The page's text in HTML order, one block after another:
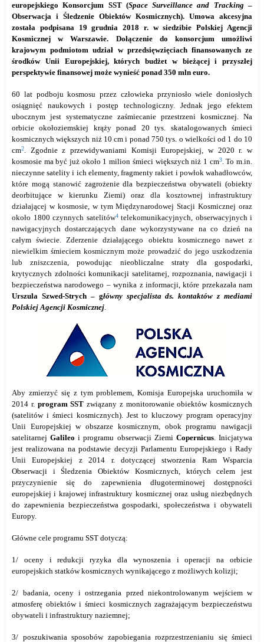
europejskiego Konsorcjum SST (Space Surveillance and Tracking –
Obserwacja i Śledzenie Obiektów Kosmicznych). Umowa akcesyjna
została podpisana 19 grudnia 2018 r. w siedzibie Polskiej Agencji
Kosmicznej w Warszawie. Dołączenie do konsorcjum umożliwi
krajowym podmiotom udział w przedsięwzięciach finansowanych ze
środków Unii Europejskiej, których budżet w bieżącej i przyszłej
perspektywie finansowej może wynieść ponad 350 mln euro.
60 lat podboju kosmosu przez człowieka przyniosło wiele doniosłych
osiągnięć naukowych i postęp technologiczny. Jednak jego efektem
ubocznym jest systematyczne zaśmiecanie przestrzeni kosmicznej. Na
orbicie okołoziemskiej krąży ponad 20 tys. skatalogowanych śmieci
kosmicznych większych niż 10 cm i ponad 750 tys. o wielkości od 1 do 10
cm2. Zgodnie z przewidywaniami Komisji Europejskiej, w 2020 r. w
kosmosie ma być już około 1 milion śmieci większych niż 1 cm3. To m.in.
nieczynne satelity i ich elementy, fragmenty rakiet i powłok wahadłowców,
które mogą stanowić zagrożenie dla bezpieczeństwa obywateli (obiekty
deorbitujące w kierunku Ziemi) oraz dla kosztownej infrastruktury
działającej w kosmosie, w tym Międzynarodowej Stacji Kosmicznej oraz
około 1800 czynnych satelitów4telekomunikacyjnych, obserwacyjnych i
nawigacyjnych dostarczających dane wykorzystywane na co dzień na
całym świecie. Zderzenie działającego obiektu kosmicznego nawet z
niewielkim śmieciem kosmicznym może prowadzić do jego uszkodzenia
lub zniszczenia, powodując nieobliczalne straty dla gospodarki,
krytycznych zdolności komunikacji satelitarnej, rozpoznania, nawigacji i
bezpieczeństwa narodowego – wynika z informacji, które przekazała nam
Urszula Szwed-Strych – główny specjalista ds.kontaktów z mediami
Polskiej Agencji Kosmicznej.
Aby zmierzyć się z tym problemem, Komisja Europejska uruchomiła w
2014 r. program SST związany z monitorowanie obiektów kosmicznych
(satelitów i śmieci kosmicznych). Jest to kluczowy program operacyjny
Unii Europejskiej w obszarze kosmicznym, obok programu nawigacji
satelitarnejGalileo i programu obserwacji Ziemi Copernicus. Inicjatywa
jest realizowana na podstawie decyzji Parlamentu Europejskiego i Rady
Unii Europejskiej z 2014 r. dotyczącej stworzenia Ram Wsparcia
Obserwacji i Śledzenia Obiektów Kosmicznych, których celem jest
przyczynienie się do zapewnienia długoterminowej dostępności
europejskiej i krajowej infrastruktury kosmicznej oraz usług niezbędnych
do zapewnienia bezpieczeństwa gospodarki, społeczeństwa i obywateli
Europy.
Główne cele programu SST dotyczą:
1/ oceny i redukcji ryzyka dla wynoszenia i operacji na orbicie
europejskich statków kosmicznych wynikającego z możliwych kolizji;
2/ badania, oceny i ostrzegania przed niekontrolowanym wejściem w
atmosferę obiektów i śmieci kosmicznych zagrażającym bezpieczeństwu
obywateli i infrastruktury naziemnej;
3/ poszukiwania sposobów zapobiegania rozprzestrzenianiu się śmieci